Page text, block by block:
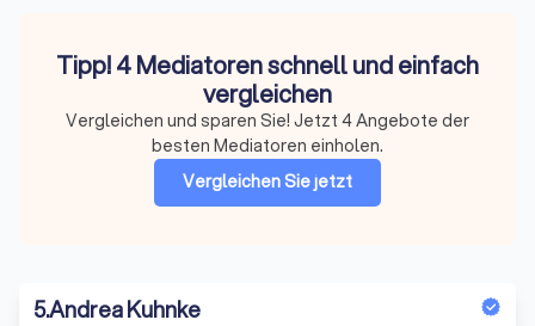
Tipp! 4 Mediatoren schnell und einfach
vergleichen
Vergleichen und sparen Sie! Jetzt 4 Angebote der
besten Mediatoren einholen.
Vergleichen Sie jetzt
5.Andrea Kuhnke